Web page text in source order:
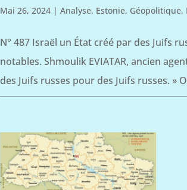
Mai 26, 2024 |Analyse, Estonie, Géopolitique,
N° 487 Israël un État créé par des Juifs
notables. Shmoulik EVIATAR, ancien
des Juifs russes pour des Juifs russes. »